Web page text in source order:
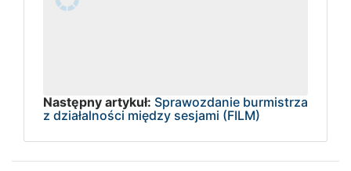
Następny artykuł: Sprawozdanie burmistrza
z działalności między sesjami (FILM)